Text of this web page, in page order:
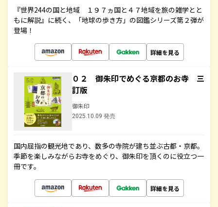
『世界244の国と地域 １９７ヵ国と４７地域を旅の雑学とと
もに解説』に続く、「地球の歩き方」の図鑑シリーズ第２弾が
登場！
詳細を見る
０２ 御朱印でめぐる京都のお寺 三
訂版
御朱印
2025.10.09 発売
国内屈指の観光地であり、数多の寺院が建ち並ぶ古都・京都。
季節を楽しみながらお寺をめぐり、御朱印を頂くのに役立つ一
冊です。
詳細を見る